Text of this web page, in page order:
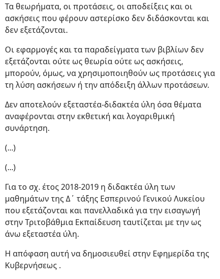
Τα θεωρήματα, οι προτάσεις, οι αποδείξεις και οι
ασκήσεις που φέρουν αστερίσκο δεν διδάσκονται και
δεν εξετάζονται.
Οι εφαρμογές και τα παραδείγματα των βιβλίων δεν
εξετάζονται ούτε ως θεωρία ούτε ως ασκήσεις,
μπορούν, όμως, να χρησιμοποιηθούν ως προτάσεις για
τη λύση ασκήσεων ή την απόδειξη άλλων προτάσεων.
Δεν αποτελούν εξεταστέα-διδακτέα ύλη όσα θέματα
αναφέρονται στην εκθετική και λογαριθμική
συνάρτηση.
(...)
(...)
Για το σχ. έτος 2018-2019 η διδακτέα ύλη των
μαθημάτων της Δ΄ τάξης Εσπερινού Γενικού Λυκείου
που εξετάζονται και πανελλαδικά για την εισαγωγή
στην Τριτοβάθμια Εκπαίδευση ταυτίζεται με την ως
άνω εξεταστέα ύλη.
Η απόφαση αυτή να δημοσιευθεί στην Εφημερίδα της
Κυβερνήσεως .